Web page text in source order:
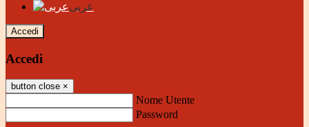
عربى
Accedi
Accedi
button close ×
Nome Utente
Password